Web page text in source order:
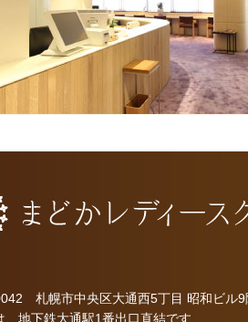
札幌市中央区大通西5丁目 昭和ビル9
地下鉄大通駅1番出口直結です